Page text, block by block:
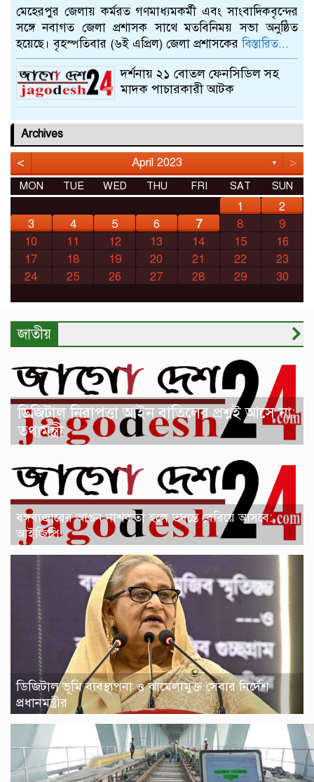
চুয়াডাঙ্গায় জাতীয় ও আন্তর্জাতিক
ক্রীড়া দিবসে র‍্যালি ও আলোচনা সভা
মেহেরপুর জেলায় কর্মরত গণমাধ্যমকর্মী এবং সাংবাদিকবৃন্দের
সঙ্গে নবাগত জেলা প্রশাসক সাথে মতবিনিময় সভা অনুষ্ঠিত
হয়েছে। বৃহস্পতিবার (৬ই এপ্রিল) জেলা প্রশাসকেরবিস্তারিত...
দর্শনায় ২১ বোতল ফেনসিডিল সহ
মাদক পাচারকারী আটক
Archives
< April 2023 ▼ >
MON TUE WED THU FRI SAT SUN
1
2
3
4 5 6 7 8
9
10
11 12 13 14 15
16
17
18 19 20 21 22
23
24
25 26 27 28 29 30
জাতীয়
ডিজিটাল নিরাপত্তা আইন বাতিলের প্রশ্নই আসে না:
তথ্যমন্ত্রী
বঙ্গবাজারের আগুন নাশকতা হলে তদন্তে বেরিয়ে আসবে:
আইজিপি
ডিজিটাল ভূমি ব্যবস্থাপনা ও ঝামেলামুক্ত সেবার নির্দেশ
প্রধানমন্ত্রীর